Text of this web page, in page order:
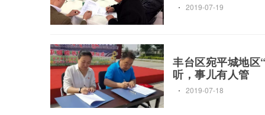
2019-07-19
丰台区宛平城地区
听，事儿有人管
2019-07-18